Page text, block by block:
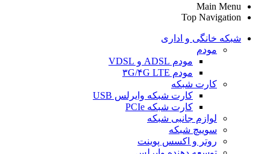
Main Menu
Top Navigation
شبکه خانگی و اداری
مودم
مودم ADSL و VDSL
مودم ۳G/۴G LTE
کارت شبکه
کارت شبکه وایرلس USB
کارت شبکه PCIe
لوازم جانبی شبکه
سوییچ شبکه
روتر و اکسس پوینت